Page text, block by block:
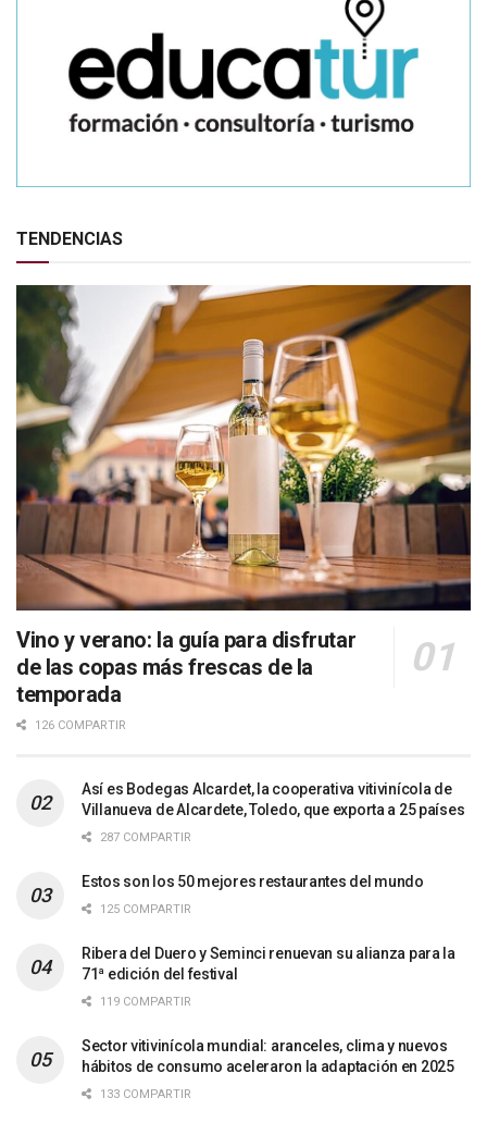
TENDENCIAS
Vino y verano: la guía para disfrutar
de las copas más frescas de la
temporada
126 COMPARTIR
Así es Bodegas Alcardet, la cooperativa vitivinícola de
Villanueva de Alcardete, Toledo, que exporta a 25 países
287 COMPARTIR
Estos son los 50 mejores restaurantes del mundo
125 COMPARTIR
Ribera del Duero y Seminci renuevan su alianza para la
71ª edición del festival
119 COMPARTIR
Sector vitivinícola mundial: aranceles, clima y nuevos
hábitos de consumo aceleraron la adaptación en 2025
133 COMPARTIR